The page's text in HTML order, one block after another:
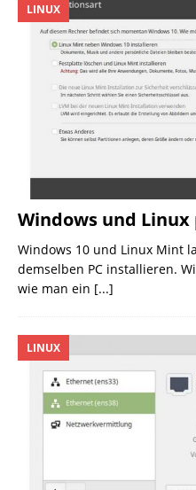
Windows und
LINUX
Windows 10 und Linux Mint
demselben PC installieren.
wie man ein [...]
LINUX